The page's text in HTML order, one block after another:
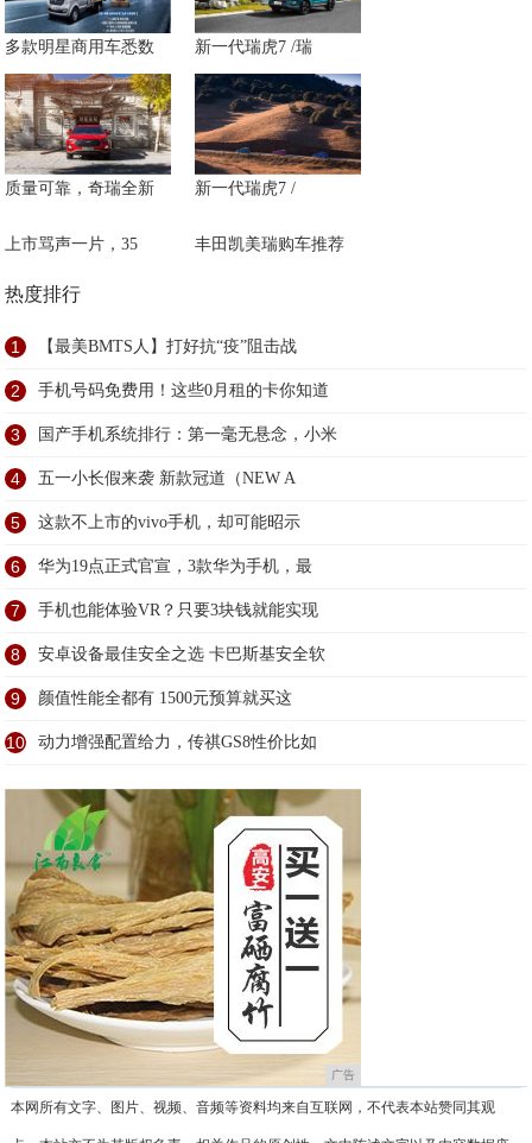
多款明星商用车悉数 新一代瑞虎7 /瑞
质量可靠，奇瑞全新 新一代瑞虎7 /
上市骂声一片，35 丰田凯美瑞购车推荐
热度排行
1 【最美BMTS人】打好抗“疫”阻击战
2 手机号码免费用！这些0月租的卡你知道
3 国产手机系统排行：第一毫无悬念，小米
4 五一小长假来袭 新款冠道（NEW A
5 这款不上市的vivo手机，却可能昭示
6 华为19点正式官宣，3款华为手机，最
7 手机也能体验VR？只要3块钱就能实现
8 安卓设备最佳安全之选 卡巴斯基安全软
9 颜值性能全都有 1500元预算就买这
10 动力增强配置给力，传祺GS8性价比如
广告
本网所有文字、图片、视频、音频等资料均来自互联网，不代表本站赞同其观